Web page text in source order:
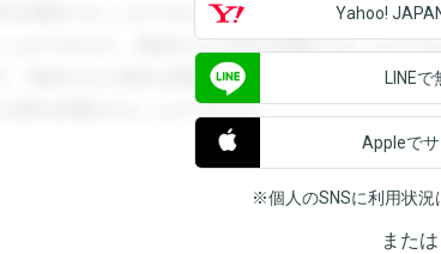
答を閲覧することができます。登録すると回答を閲覧
ことができます。登録すると回答を閲覧することがで
す。登録すると回答を閲覧することができます。登録
と回答を閲覧することができます。
Yahoo!
LINE
Appleで
※個人のSNSに利用状況
または